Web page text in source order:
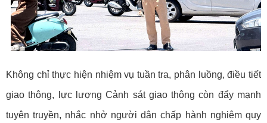
Không chỉ thực hiện nhiệm vụ tuần tra, phân luồng, điều tiết
giao thông, lực lượng Cảnh sát giao thông còn đẩy mạnh
tuyên truyền, nhắc nhở người dân chấp hành nghiêm quy